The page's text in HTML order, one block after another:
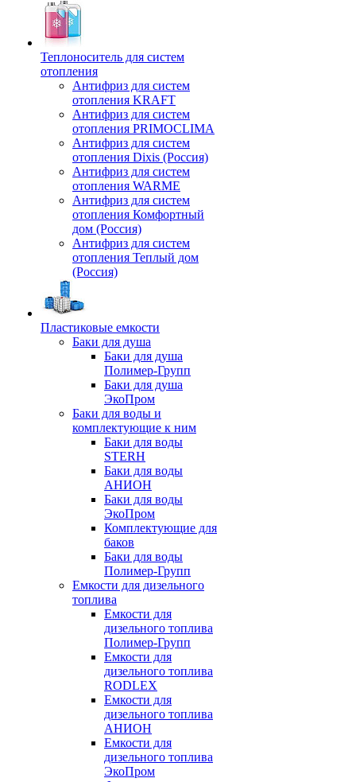
Теплоноситель для систем
отопления
Антифриз для систем
отопления KRAFT
Антифриз для систем
отопления PRIMOCLIMA
Антифриз для систем
отопления Dixis (Россия)
Антифриз для систем
отопления WARME
Антифриз для систем
отопления Комфортный
дом (Россия)
Антифриз для систем
отопления Теплый дом
(Россия)
Пластиковые емкости
Баки для душа
Баки для душа
Полимер-Групп
Баки для душа
ЭкоПром
Баки для воды и
комплектующие к ним
Баки для воды
STERH
Баки для воды
АНИОН
Баки для воды
ЭкоПром
Комплектующие для
баков
Баки для воды
Полимер-Групп
Емкости для дизельного
топлива
Емкости для
дизельного топлива
Полимер-Групп
Емкости для
дизельного топлива
RODLEX
Емкости для
дизельного топлива
АНИОН
Емкости для
дизельного топлива
ЭкоПром